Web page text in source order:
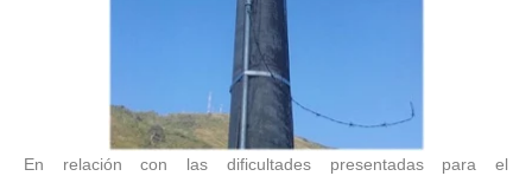
En relación con las dificultades presentadas para el